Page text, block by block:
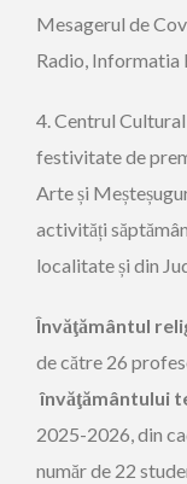
Mesagerul de
Radio, Informatia
4. Centrul
festivitate de
Arte și
activități
localitate și din
Învăţământul
de către 26
învăţământului
2025-2026, din
număr de 22